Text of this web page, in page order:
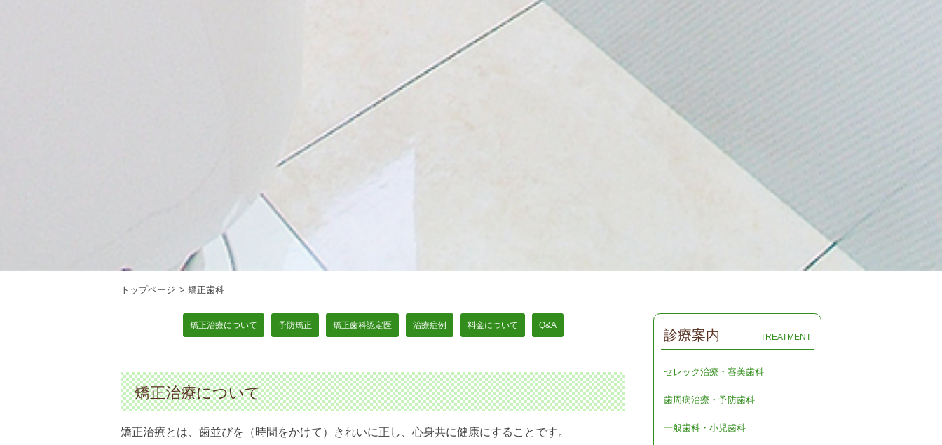
トップページ 矯正歯科
矯正治療について 予防矯正 矯正歯科認定医 治療症例 料金について Q&A
矯正治療について
矯正治療とは、 歯並びを（時間をかけて）きれいに正し、心身共に健康にすること です。
診療案内 TREATMENT
セレック治療・審美歯科
歯周病治療・予防歯科
一般歯科・小児歯科